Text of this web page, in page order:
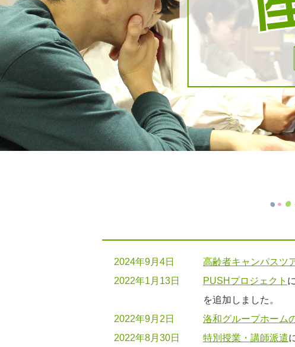
2024年9月4日 高齢者キャンパスツ
2022年1月13日
PUSHプロジェクト
を追加しました。
2022年9月2日
洛和グループホーム
2022年8月30日
特別授業・講師派遣